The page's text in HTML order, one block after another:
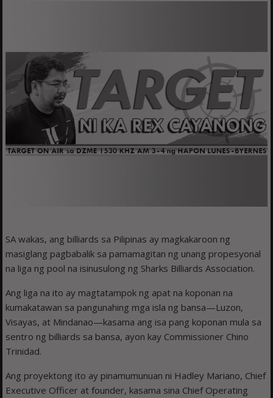
SA wakas, ang billiards sa Pilipinas ay magkakaroon ng
masiglang pagbabalik sa pamamagitan ng unang propesyonal
na liga ng pool na isinusulong ng Sharks Billiards Association.
Ang liga na ito ay magtatampok ng apat na koponan na
kumakatawan sa pangunahing mga isla ng bansa—Luzon,
Visayas, at Mindanao—kasama ang isa pang koponan mula sa
sentro ng billiards sa bansa, ayon kay Commissioner Chino
Trinidad.
Ang proyektong ito ay pinamumunuan ni Hadley Mariano, Chief
Executive Officer at founder, kasama sina Chief Operating